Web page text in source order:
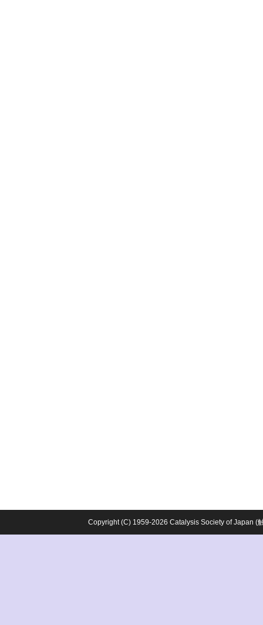
Copyright (C) 1959-2026 Catalysis Society of Japan (